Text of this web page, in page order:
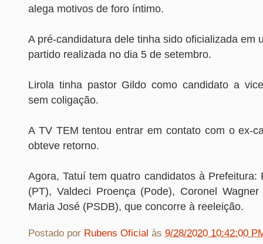
alega motivos de foro íntimo.
A pré-candidatura dele tinha sido oficializada em
partido realizada no dia 5 de setembro.
Lirola tinha pastor Gildo como candidato a
sem coligação.
A TV TEM tentou entrar em contato com o ex-
obteve retorno.
Agora, Tatuí tem quatro candidatos à Prefeitura:
(PT), Valdeci Proença (Pode), Coronel
Maria José (PSDB), que concorre à reeleição.
Postado por Rubens Oficial às 9/28/2020 10:42:00